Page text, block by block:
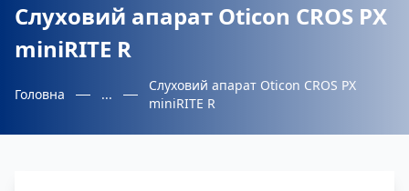
Слуховий апарат Oticon CROS PX
miniRITE R
Головна ...
Слуховий апарат Oticon CROS PX
miniRITE R